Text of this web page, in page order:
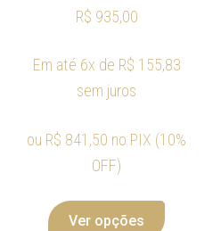
R$ 935,00
Em até 6x de R$ 155,83
sem juros
ou R$ 841,50 no PIX (10%
OFF)
Ver opções